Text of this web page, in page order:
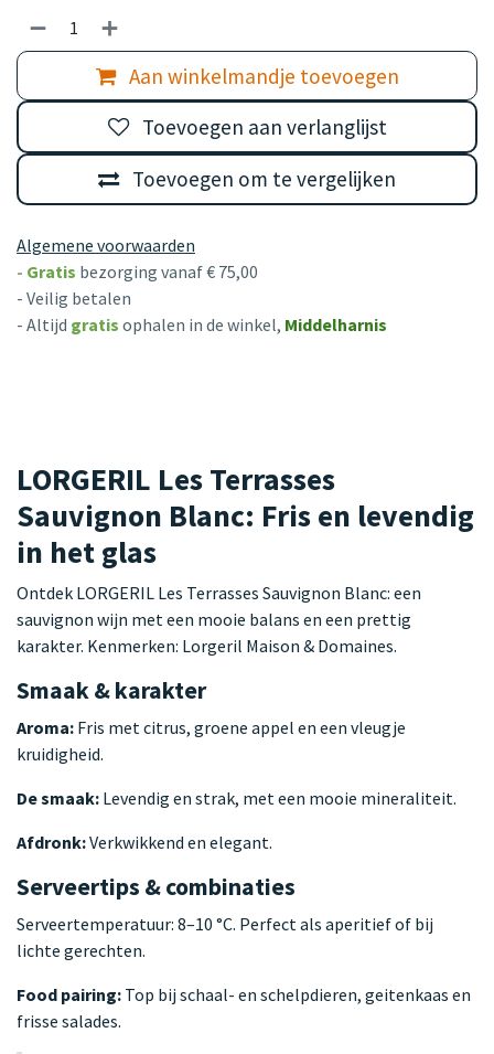
Aan winkelmandje toevoegen
Toevoegen om te vergelijken
Toevoegen aan verlanglijst
Algemene voorwaarden
- Gratis bezorging vanaf € 75,00
- Veilig betalen
- Altijd gratis ophalen in de winkel, Middelharnis
LORGERIL Les Terrasses
Sauvignon Blanc: Fris en levendig
in het glas
Ontdek LORGERIL Les Terrasses Sauvignon Blanc: een
sauvignon wijn met een mooie balans en een prettig
karakter. Kenmerken: Lorgeril Maison & Domaines.
Smaak & karakter
Aroma: Fris met citrus, groene appel en een vleugje
kruidigheid.
De smaak: Levendig en strak, met een mooie mineraliteit.
Afdronk:Verkwikkend en elegant.
Serveertips & combinaties
Serveertemperatuur: 8–10 °C. Perfect als aperitief of bij
lichte gerechten.
Food pairing: Top bij schaal- en schelpdieren, geitenkaas en
frisse salades.